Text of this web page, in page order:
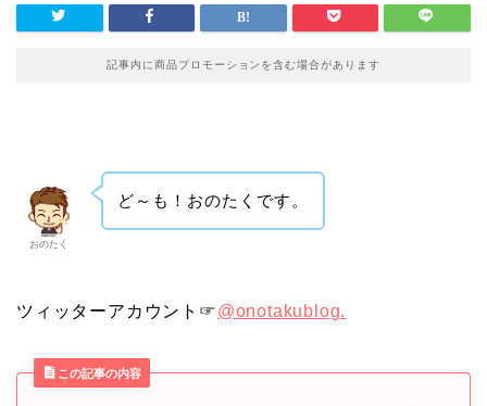
記事内に商品プロモーションを含む場合があります
おのたく
ど～も！おのたくです。
ツィッターアカウント☞@onotakublog.
この記事の内容